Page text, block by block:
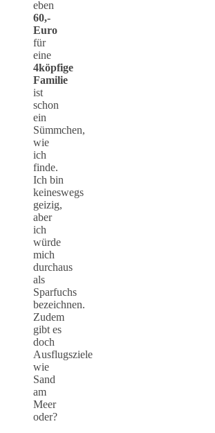
eben
60,-
Euro
für
eine
4köpfige
Familie
ist
schon
ein
Sümmchen,
wie
ich
finde.
Ich bin
keineswegs
geizig,
aber
ich
würde
mich
durchaus
als
Sparfuchs
bezeichnen.
Zudem
gibt es
doch
Ausflugsziele
wie
Sand
am
Meer
oder?